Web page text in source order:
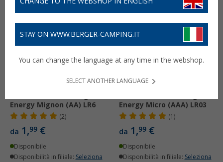
Energy Mignon (AA) LR6
(2)
da 1,99 €
Disponibile
Disponibilità in filiale: Seleziona
Energy Micro (AAA) LR03
(1)
da 1,99 €
Disponibile
Disponibilità in filiale: Seleziona
STAY ON WWW.BERGER-CAMPING.IT
You can change the language at any time in the webshop.
SELECT ANOTHER LANGUAGE